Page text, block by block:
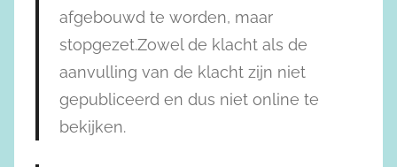
afgebouwd te worden, maar
stopgezet.Zowel de klacht als de
aanvulling van de klacht zijn niet
gepubliceerd en dus niet online te
bekijken.